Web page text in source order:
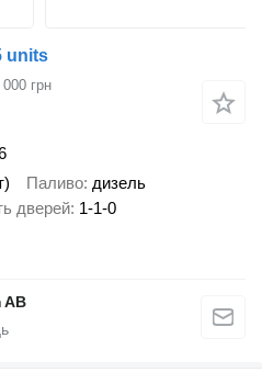
units
грн
Паливо дизель
дверей 1-1-0
AB